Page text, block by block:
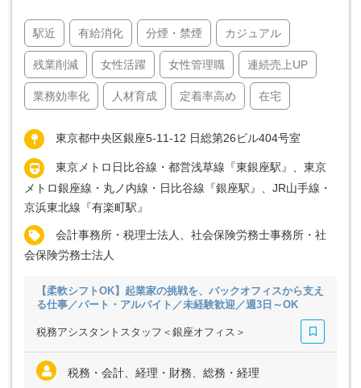
駅近 有給消化 分煙・禁煙 カジュアル
残業削減 女性活躍 女性管理職 連続売上UP
業務効率化 人材育成 定着率高め 在宅
東京都中央区銀座5-11-12 日総第26ビル404号室
東京メトロ日比谷線・都営浅草線『東銀座駅』、東京
メトロ銀座線・丸ノ内線・日比谷線『銀座駅』、JR山手線・
京浜東北線『有楽町駅』
会計事務所・税理士法人、社会保険労務士事務所・社
会保険労務士法人
【柔軟シフトOK】起業家の挑戦を、バックオフィスから支え
る仕事／パート・アルバイト／未経験歓迎／週3日～OK
税務アシスタントスタッフ＜銀座オフィス＞
税務・会計、経理・財務、総務・経理